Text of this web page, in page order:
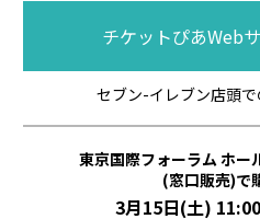
チケットぴあWeb
セブン-イレブン店頭
東京国際フォーラム ホー
(窓口販売)で
3月15日(土)